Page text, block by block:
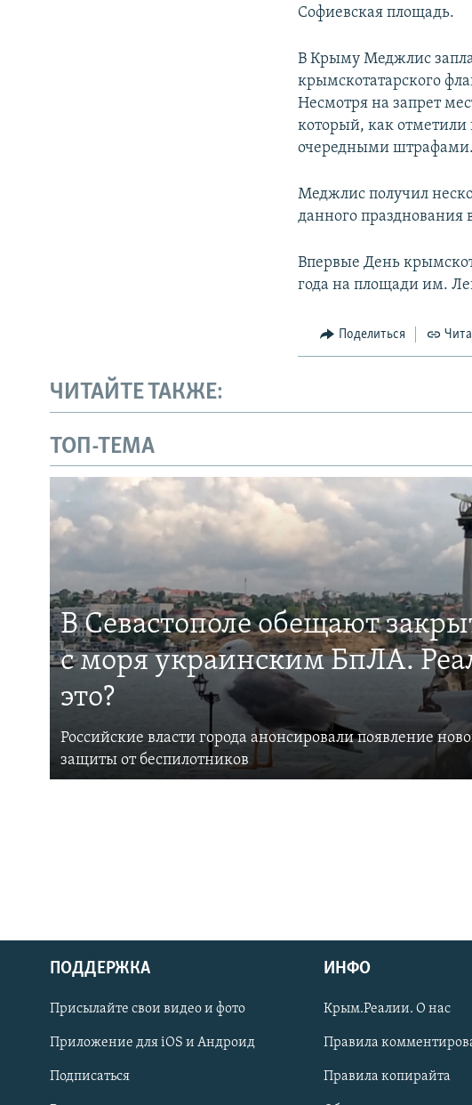
Українською
Qırımtatar
ПРИСОЕДИНЯЙТЕСЬ!
Софиевская площадь.
В Крыму Меджлис
крымскотатарского
Несмотря на запрет
который, как отметили
очередными штрафами.
Меджлис получил
данного празднования
Впервые День
года на площади им.
Поделиться
ЧИТАЙТЕ ТАКЖЕ:
ТОП-ТЕМА
В Севастополе обещают
с моря украинским БпЛА.
это?
Российские власти города анонсировали появление
защиты от беспилотников
ПОДДЕРЖКА
Присылайте свои видео и фото
Приложение для iOS и Андроид
Подписаться
ИНФО
Крым.Реалии. О нас
Правила
Правила копирайта